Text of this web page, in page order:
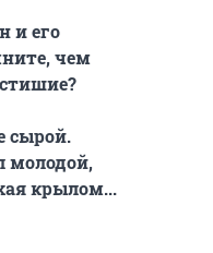
и его
чем
сырой.
молодой,
крылом...